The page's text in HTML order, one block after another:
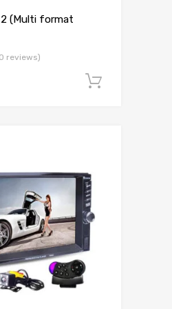
(Multi format
reviews)